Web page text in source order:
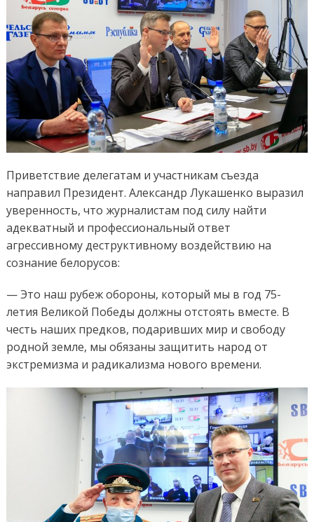
Приветствие делегатам и участникам съезда
направил Президент. Александр Лукашенко выразил
уверенность, что журналистам под силу найти
адекватный и профессиональный ответ
агрессивному деструктивному воздействию на
сознание белорусов:
— Это наш рубеж обороны, который мы в год 75-
летия Великой Победы должны отстоять вместе. В
честь наших предков, подаривших мир и свободу
родной земле, мы обязаны защитить народ от
экстремизма и радикализма нового времени.